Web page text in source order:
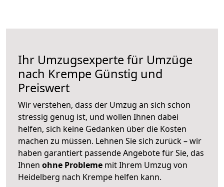
Ihr Umzugsexperte für Umzüge
nach Krempe Günstig und
Preiswert
Wir verstehen, dass der Umzug an sich schon
stressig genug ist, und wollen Ihnen dabei
helfen, sich keine Gedanken über die Kosten
machen zu müssen. Lehnen Sie sich zurück – wir
haben garantiert passende Angebote für Sie, das
Ihnen ohne Probleme mit Ihrem Umzug von
Heidelberg nach Krempe helfen kann.